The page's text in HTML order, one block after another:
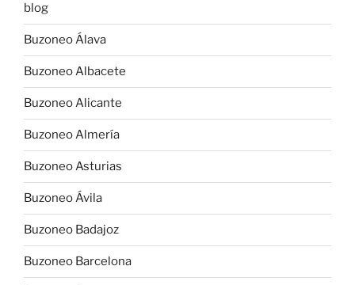
blog
Buzoneo Álava
Buzoneo Albacete
Buzoneo Alicante
Buzoneo Almería
Buzoneo Asturias
Buzoneo Ávila
Buzoneo Badajoz
Buzoneo Barcelona